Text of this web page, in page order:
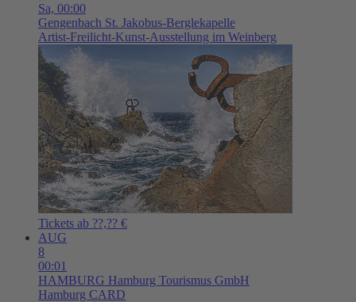
Sa, 00:00
Gengenbach St. Jakobus-Berglekapelle
Artist-Freilicht-Kunst-Ausstellung im Weinberg
Tickets ab ??,?? €
AUG
8
00:01
HAMBURG Hamburg Tourismus GmbH
Hamburg CARD